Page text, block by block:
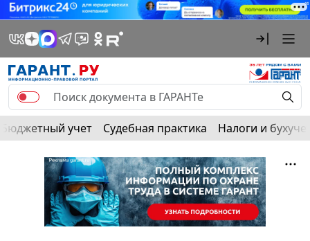
Бюджетный учет Судебная практика Налоги и